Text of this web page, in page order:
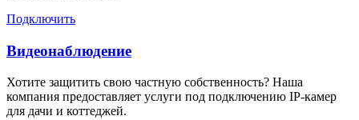
Подключить
Видеонаблюдение
Хотите защитить свою частную собственность? Наша
компания предоставляет услуги под подключению IP-камер
для дачи и коттеджей.